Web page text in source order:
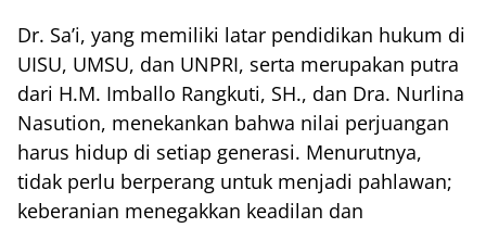
Dr. Sa’i, yang memiliki latar pendidikan hukum di
UISU, UMSU, dan UNPRI, serta merupakan putra
dari H.M. Imballo Rangkuti, SH., dan Dra. Nurlina
Nasution, menekankan bahwa nilai perjuangan
harus hidup di setiap generasi. Menurutnya,
tidak perlu berperang untuk menjadi pahlawan;
keberanian menegakkan keadilan dan